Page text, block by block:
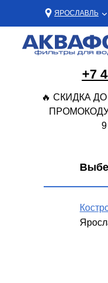
+7
ЯРОСЛАВЛЬ
🔥 СКИДКА